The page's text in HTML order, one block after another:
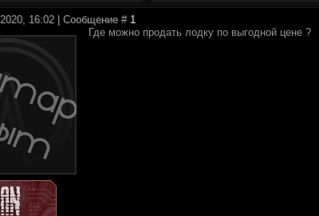
16:02 | Сообщение # 1
Где можно продать лодку по выгодной цене ?